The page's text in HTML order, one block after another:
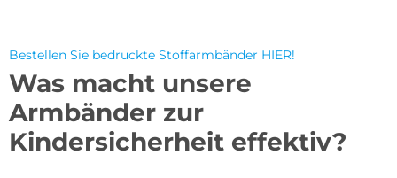
Bestellen Sie bedruckte Stoffarmbänder HIER!
Was macht unsere
Armbänder zur
Kindersicherheit effektiv?